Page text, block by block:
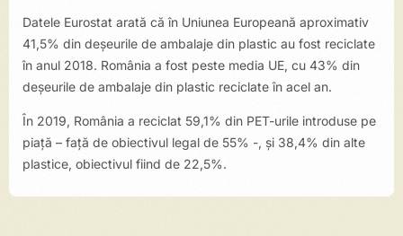
Datele Eurostat arată că în Uniunea Europeană aproximativ
41,5% din deșeurile de ambalaje din plastic au fost reciclate
în anul 2018. România a fost peste media UE, cu 43% din
deșeurile de ambalaje din plastic reciclate în acel an.
În 2019, România a reciclat 59,1% din PET-urile introduse pe
piață – față de obiectivul legal de 55% -, și 38,4% din alte
plastice, obiectivul fiind de 22,5%.